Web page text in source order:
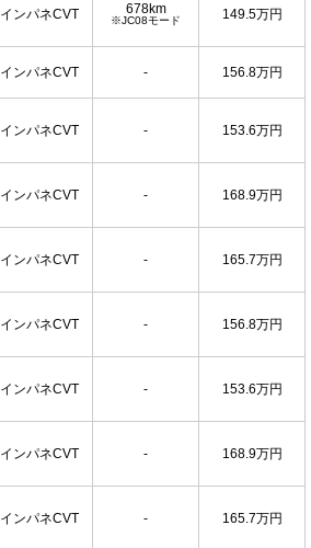
インパネCVT 678km
※JC08モード 149.5万円
インパネCVT - 156.8万円
インパネCVT - 153.6万円
インパネCVT - 168.9万円
インパネCVT - 165.7万円
インパネCVT - 156.8万円
インパネCVT - 153.6万円
インパネCVT - 168.9万円
インパネCVT - 165.7万円